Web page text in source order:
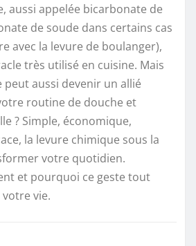
aussi appelée bicarbonate de
de soude dans certains cas
avec la levure de boulanger),
très utilisé en cuisine. Mais
peut aussi devenir un allié
routine de douche et
? Simple, économique,
la levure chimique sous la
votre quotidien.
et pourquoi ce geste tout
vie.